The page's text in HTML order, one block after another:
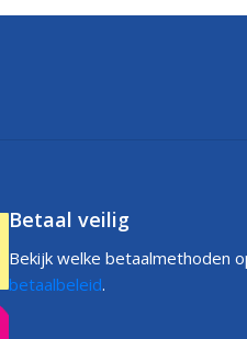
Betaal veilig
Bekijk welke betaalmethoden
betaalbeleid.